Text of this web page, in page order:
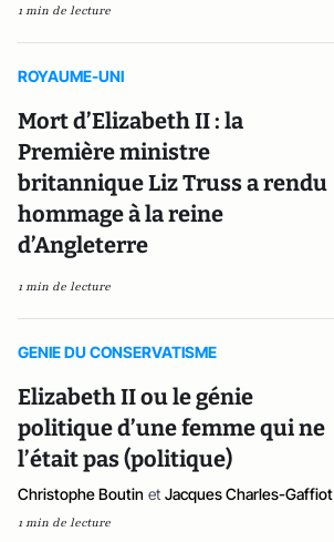
1 min de lecture
ROYAUME-UNI
Mort d’Elizabeth II : la
Première ministre
britannique Liz Truss a rendu
hommage à la reine
d’Angleterre
1 min de lecture
GENIE DU CONSERVATISME
Elizabeth II ou le génie
politique d’une femme qui ne
l’était pas (politique)
Christophe Boutin et Jacques Charles-Gaffiot
1 min de lecture